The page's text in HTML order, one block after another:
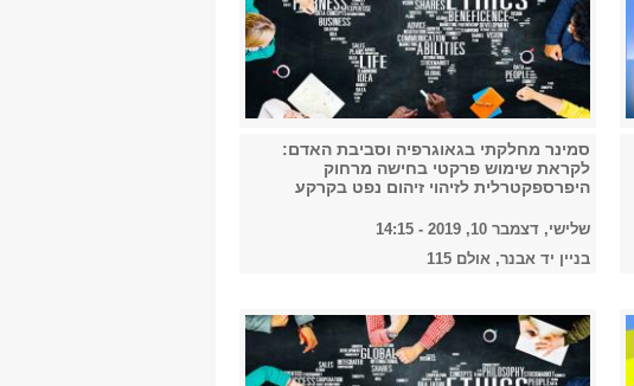
2022
2023
2024
2025
סמינר מחלקתי בגאוגרפיה וסביבת האדם:
לקראת שימוש פרקטי בחישה מרחוק
היפרספקטרלית לזיהוי זיהום נפט בקרקע
שלישי, דצמבר 10, 2019 - 14:15
בניין יד אבנר, אולם 115